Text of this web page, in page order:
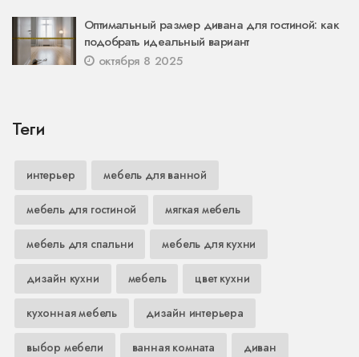
Оптимальный размер дивана для гостиной: как
подобрать идеальный вариант
октября 8 2025
Теги
интерьер мебель для ванной
мебель для гостиной мягкая мебель
мебель для спальни мебель для кухни
дизайн кухни мебель цвет кухни
кухонная мебель дизайн интерьера
выбор мебели ванная комната диван